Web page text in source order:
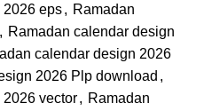
2026 eps, Ramadan
, Ramadan calendar design
calendar design 2026
2026 Plp download ,
vector, Ramadan